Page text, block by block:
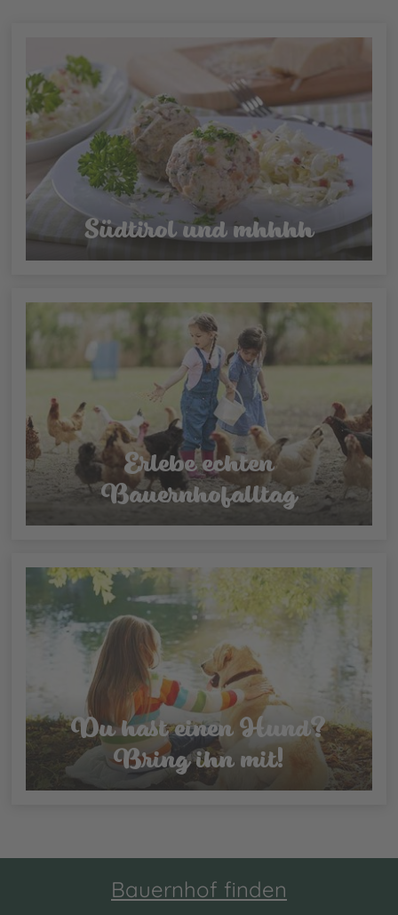
Südtirol und mhhhh
Erlebe echten
Bauernhofalltag
Du hast einen Hund?
Bring ihn mit!
Bauernhof finden